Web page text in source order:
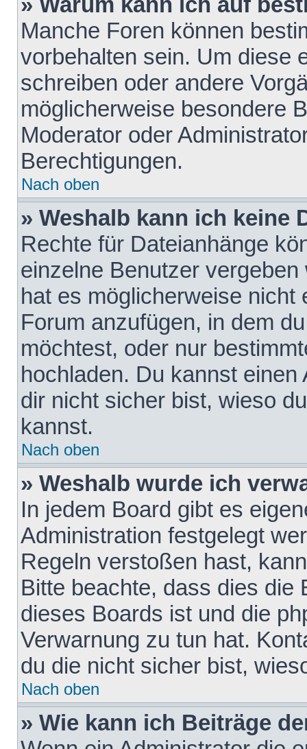
Manche Foren können
vorbehalten sein. Um diese
schreiben oder andere
möglicherweise besondere
Moderator oder
Berechtigungen.
Nach oben
» Weshalb kann ich keine
Rechte für Dateianhänge
einzelne Benutzer
hat es möglicherweise nicht
Forum anzufügen, in dem
möchtest, oder nur
hochladen. Du kannst
dir nicht sicher bist, wieso
kannst.
Nach oben
» Weshalb wurde ich
In jedem Board gibt es
Administration festgelegt
Regeln verstoßen hast,
Bitte beachte, dass dies die
dieses Boards ist und die
Verwarnung zu tun hat.
du die nicht sicher bist,
Nach oben
» Wie kann ich Beiträge